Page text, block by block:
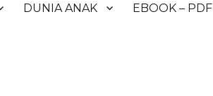
DUNIA ANAK EBOOK – PDF